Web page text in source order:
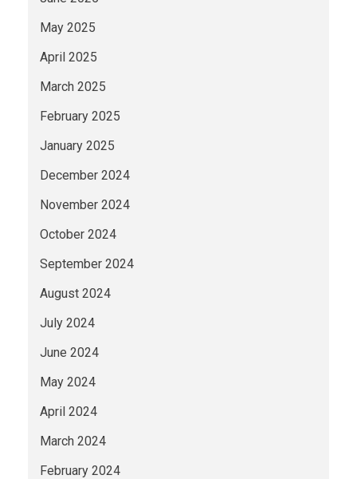
May 2025
April 2025
March 2025
February 2025
January 2025
December 2024
November 2024
October 2024
September 2024
August 2024
July 2024
June 2024
May 2024
April 2024
March 2024
February 2024